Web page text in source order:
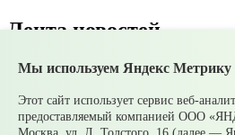
Лента новостей
Все новости
09 августа10 августа
07 августаВ Среднеуральске
Молодежной биржи труда –
Мы используем Яндекс Метрику
Этот сайт использует сервис веб-
предоставляемый компанией ООО